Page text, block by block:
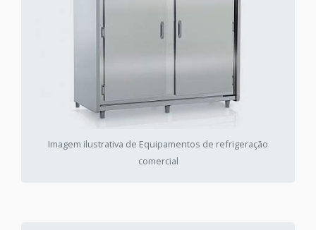
Imagem ilustrativa de Equipamentos de refrigeração
comercial